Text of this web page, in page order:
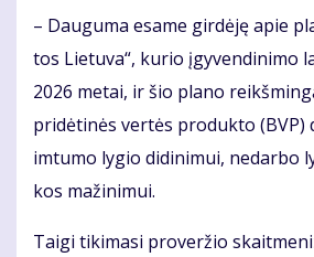
– Dau­gu­ma esa­me gir­dė­ję apie
tos Lie­tu­va“, ku­rio įgy­ven­di­ni­mo
2026 me­tai, ir šio pla­no
pri­dė­ti­nės ver­tės pro­duk­to
im­tu­mo ly­gio di­di­ni­mui, ne­dar­bo
kos ma­ži­ni­mui.
Tai­gi ti­ki­ma­si pro­ver­žio